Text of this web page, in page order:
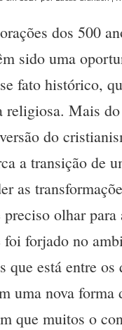
dos 500
sido uma
fato histórico,
religiosa. Mais
do
a transição de
as
olhar para
foi forjado no
que está entre os
uma nova forma
que muitos o